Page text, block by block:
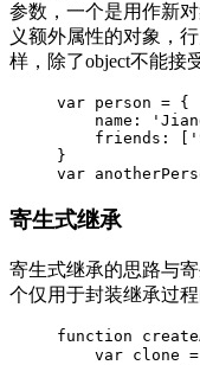
参数，一个是用作新
义额外属性的对象，
样，除了object不能接
var person = {
name:
friends:
}
var
寄生式继承
寄生式继承的思路与
个仅用于封装继承过
function
var clone =